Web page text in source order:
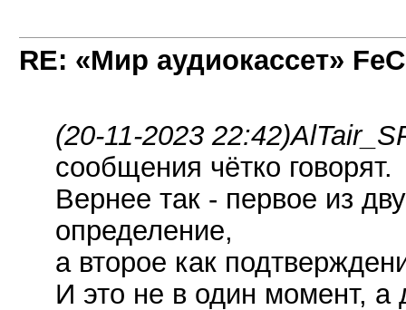
RE: «Мир аудиокассет»
(20-11-2023 22:42)
сообщения чётко говорят.
Вернее так - первое из
определение,
а второе как
И это не в один момент,